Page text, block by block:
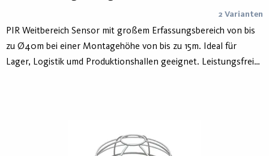
2 Varianten
PIR Weitbereich Sensor mit großem Erfassungsbereich von bis
zu Ø40m bei einer Montagehöhe von bis zu 15m. Ideal für
Lager, Logistik umd Produktionshallen geeignet. Leistungsfreie